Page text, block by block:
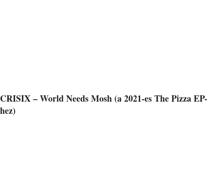
CRISIX – World Needs Mosh (a 2021-es The Pizza EP-
hez)